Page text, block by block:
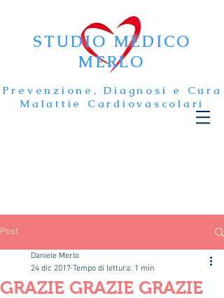
Prevenzione, Diagnosi e Cura
Malattie Cardiovascolari
STUDIO MEDICO
MERLO
Post
GRAZIE GRAZIE GRAZIE
Daniele Merlo
24 dic 2017 Tempo di lettura: 1 min